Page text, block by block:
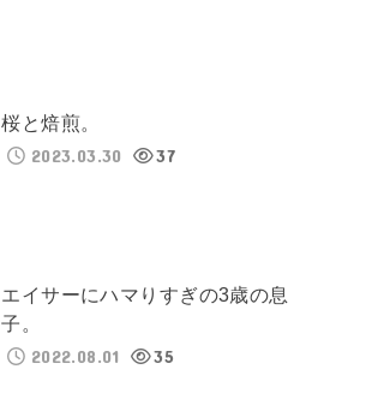
桜と焙煎。
2023.03.30
37
エイサーにハマりすぎの3歳の息
子。
2022.08.01
35